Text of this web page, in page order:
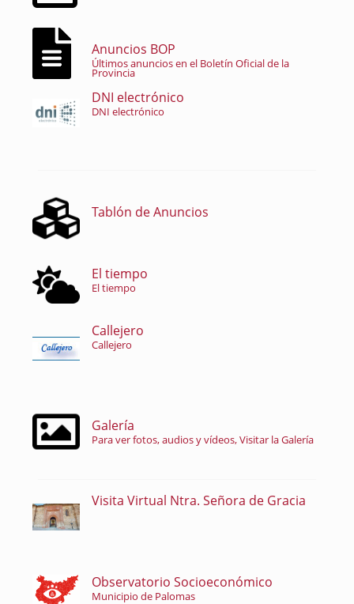
Anuncios BOP
Últimos anuncios en el Boletín Oficial de la
Provincia
DNI electrónico
DNI electrónico
Tablón de Anuncios
El tiempo
El tiempo
Callejero
Callejero
Galería
Para ver fotos, audios y vídeos, Visitar la Galería
Visita Virtual Ntra. Señora de Gracia
Observatorio Socioeconómico
Municipio de Palomas